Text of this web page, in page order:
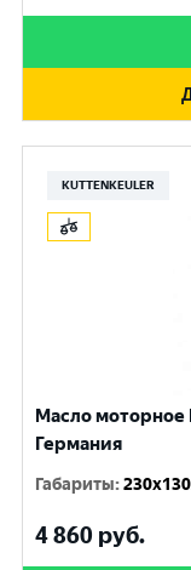
KUTTENKEULER
Масло моторное
Германия
Габариты:
4 860 руб.